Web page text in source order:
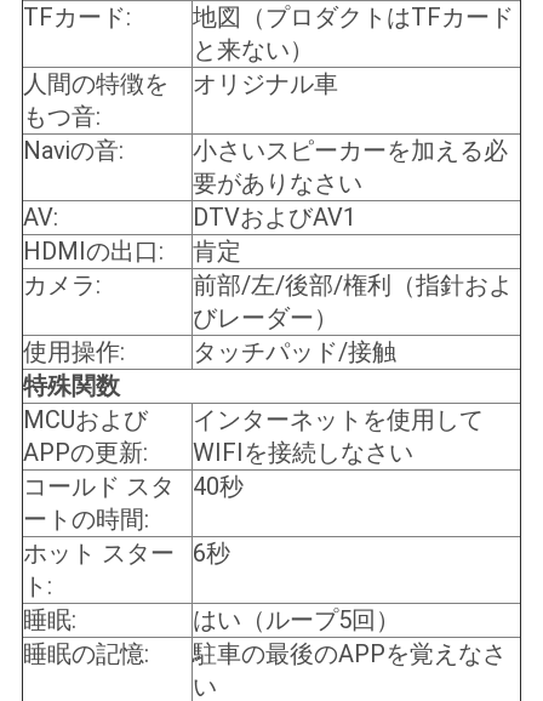
TFカード:
地図（プロダクトはTFカード
と来ない）
人間の特徴を
もつ音:
オリジナル車
Naviの音:
小さいスピーカーを加える必
要がありなさい
AV:
DTVおよびAV1
HDMIの出口:
肯定
カメラ:
前部/左/後部/権利（指針およ
びレーダー）
使用操作:
タッチパッド/接触
特殊関数
MCUおよび
APPの更新:
インターネットを使用して
WIFIを接続しなさい
コールド スタ
ートの時間:
40秒
ホット スター
ト:
6秒
睡眠:
はい（ループ5回）
睡眠の記憶:
駐車の最後のAPPを覚えなさ
い